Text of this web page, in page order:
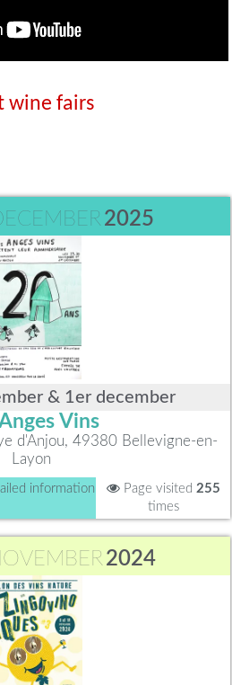
wine fairs
2025
& 1er december
Anges Vins
d'Anjou, 49380 Bellevigne-en-
Layon
information Page visited 255
times
2024